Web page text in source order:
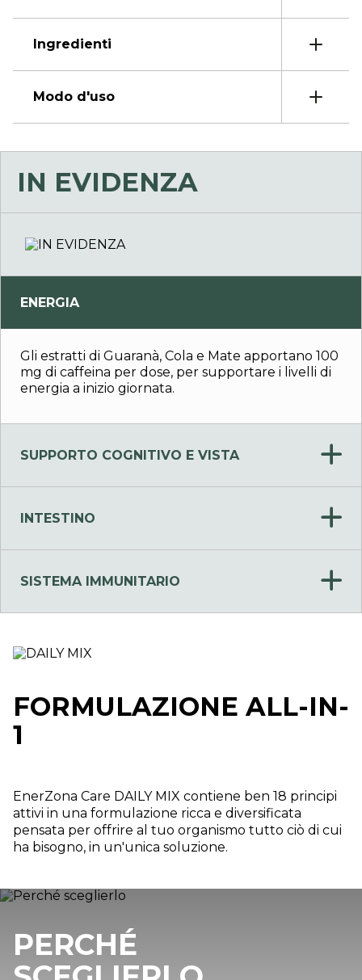
Ingredienti
Modo d'uso
IN EVIDENZA
ENERGIA
Gli estratti di Guaranà, Cola e Mate apportano 100
mg di caffeina per dose, per supportare i livelli di
energia a inizio giornata.
SUPPORTO COGNITIVO E VISTA
INTESTINO
SISTEMA IMMUNITARIO
FORMULAZIONE ALL-IN-
1
EnerZona Care DAILY MIX contiene ben 18 principi
attivi in una formulazione ricca e diversificata
pensata per offrire al tuo organismo tutto ciò di cui
ha bisogno, in un'unica soluzione.
PERCHÉ